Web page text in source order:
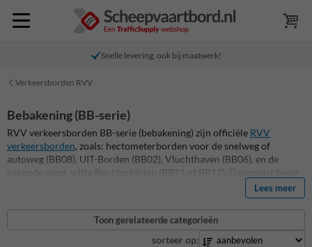
Snelle levering, ook bij maatwerk!
Verkeersborden RVV
Bebakening (BB-serie)
RVV verkeersborden BB-serie (bebakening) zijn officiële RVV
verkeersborden, zoals: hectometerborden voor de snelweg of
autoweg (BB08), UIT-Borden (BB02), Vluchthaven (BB06), en de
bekende rood, witte Bochtschilden (BB11 of BB12). Daarnaast bevat
deze categorie ook Vluchtheuvelbakens en verkeerszuilen (BB21 en
BB22). We hebben volop keuze voor je in soorten en maten. Ook voor
eigen terrein of bedrijventerreinen leveren wij borden op maat. Deze
bebakeningsborden zijn volledig reflecterend en duurzaam. Bekijk
alle RVV verkeersborden bebakening hieronder!
Lees meer
Toon gerelateerde categorieën
sorteer op: